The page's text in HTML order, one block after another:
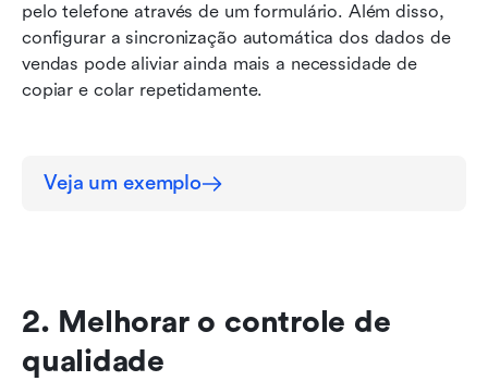
pelo telefone através de um formulário. Além disso,
configurar a sincronização automática dos dados de
vendas pode aliviar ainda mais a necessidade de
copiar e colar repetidamente.
Veja um exemplo
2. Melhorar o controle de
qualidade